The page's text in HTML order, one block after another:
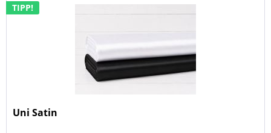
TIPP!
Uni Satin